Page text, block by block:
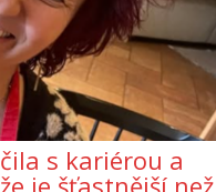
s kariérou a